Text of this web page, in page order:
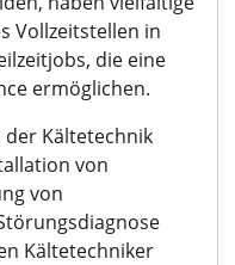
Vollzeitstellen in
die eine
ermöglichen.
der Kältetechnik
von
von
Kältetechniker